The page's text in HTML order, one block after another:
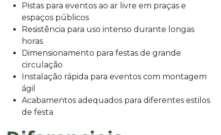
Pistas para eventos ao ar livre em praças e
espaços públicos
Resistência para uso intenso durante longas
horas
Dimensionamento para festas de grande
circulação
Instalação rápida para eventos com montagem
ágil
Acabamentos adequados para diferentes estilos
de festa